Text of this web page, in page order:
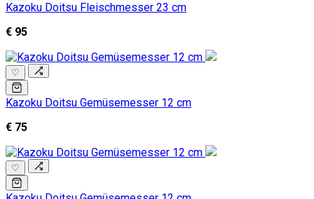
Kazoku Doitsu Fleischmesser 23 cm
€ 95
♡
Kazoku Doitsu Gemüsemesser 12 cm
€ 75
♡